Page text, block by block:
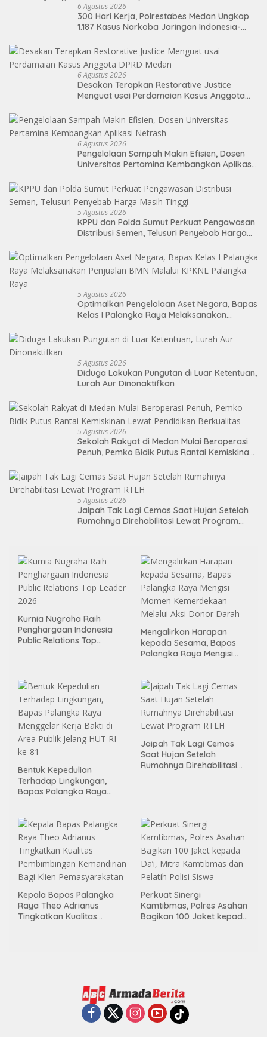
6 Agustus 2026
300 Hari Kerja, Polrestabes Medan Ungkap
1.187 Kasus Narkoba Jaringan Indonesia-
6 Agustus 2026
Desakan Terapkan Restorative Justice
Menguat usai Perdamaian Kasus Anggota
6 Agustus 2026
Pengelolaan Sampah Makin Efisien, Dosen
Universitas Pertamina Kembangkan Aplikasi
5 Agustus 2026
KPPU dan Polda Sumut Perkuat Pengawasan
Distribusi Semen, Telusuri Penyebab Harga
5 Agustus 2026
Optimalkan Pengelolaan Aset Negara, Bapas
Kelas I Palangka Raya Melaksanakan
5 Agustus 2026
Diduga Lakukan Pungutan di Luar Ketentuan,
Lurah Aur Dinonaktifkan
5 Agustus 2026
Sekolah Rakyat di Medan Mulai Beroperasi
Penuh, Pemko Bidik Putus Rantai Kemiskinan
5 Agustus 2026
Jaipah Tak Lagi Cemas Saat Hujan Setelah
Rumahnya Direhabilitasi Lewat Program
Kurnia Nugraha Raih
Penghargaan Indonesia
Public Relations Top
Mengalirkan Harapan
kepada Sesama, Bapas
Palangka Raya Mengisi
Bentuk Kepedulian
Terhadap Lingkungan,
Bapas Palangka Raya
ke-81
Jaipah Tak Lagi Cemas
Saat Hujan Setelah
Rumahnya Direhabilitasi
Kepala Bapas Palangka
Raya Theo Adrianus
Tingkatkan Kualitas
Perkuat Sinergi
Kamtibmas, Polres Asahan
Bagikan 100 Jaket kepada